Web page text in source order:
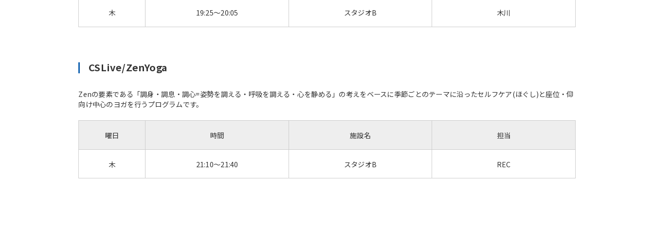
木 19:25～20:05 スタジオB 木川
CSLive/ZenYoga
Zenの要素である「調身・調息・調心=姿勢を調える・呼吸を調える・心を静める」の考えをベースに季節ごとのテーマに沿ったセルフケア(ほぐし)と座位・仰
向け中心のヨガを行うプログラムです。
曜日
木
時間
21:10～21:40
施設名
スタジオB
担当
REC